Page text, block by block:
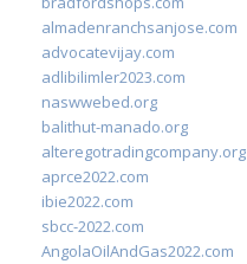
almadenranchsanjose.com
advocatevijay.com
adlibilimler2023.com
naswwebed.org
balithut-manado.org
alteregotradingcompany.org
aprce2022.com
ibie2022.com
sbcc-2022.com
AngolaOilAndGas2022.com